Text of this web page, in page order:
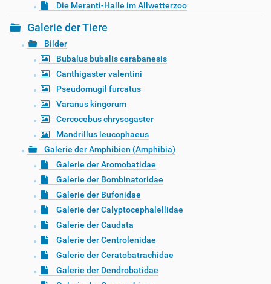
Die Meranti-Halle im Allwetterzoo
Galerie der Tiere
Bilder
Bubalus bubalis carabanesis
Canthigaster valentini
Pseudomugil furcatus
Varanus kingorum
Cercocebus chrysogaster
Mandrillus leucophaeus
Galerie der Amphibien (Amphibia)
Galerie der Aromobatidae
Galerie der Bombinatoridae
Galerie der Bufonidae
Galerie der Calyptocephalellidae
Galerie der Caudata
Galerie der Centrolenidae
Galerie der Ceratobatrachidae
Galerie der Dendrobatidae